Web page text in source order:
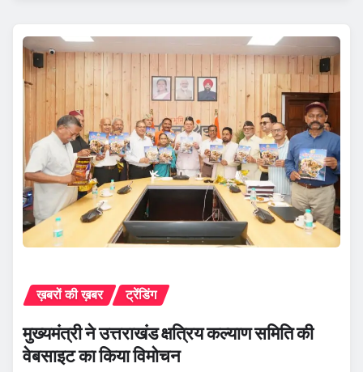
ख़बरों की ख़बर ट्रेंडिंग
मुख्यमंत्री ने उत्तराखंड क्षत्रिय कल्याण समिति की
वेबसाइट का किया विमोचन